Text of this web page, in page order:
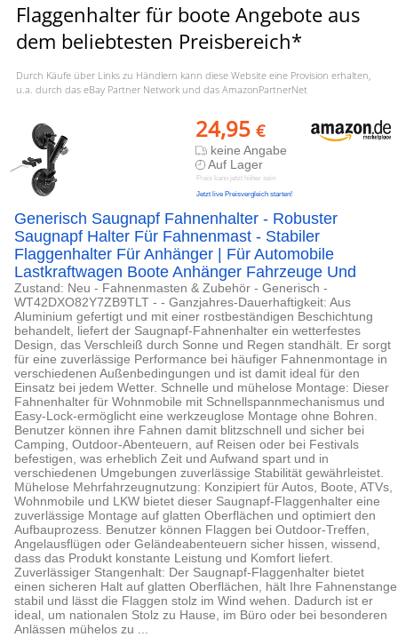
Flaggenhalter für boote Angebote aus
dem beliebtesten Preisbereich*
Durch Käufe über Links zu Händlern kann diese Website eine Provision erhalten,
u.a. durch das eBay Partner Network und das AmazonPartnerNet
24,95 €
keine Angabe
Auf Lager
Preis kann jetzt höher sein
Jetzt live Preisvergleich starten!
Generisch Saugnapf Fahnenhalter - Robuster
Saugnapf Halter Für Fahnenmast - Stabiler
Flaggenhalter Für Anhänger | Für Automobile
Lastkraftwagen Boote Anhänger Fahrzeuge Und
Zustand: Neu - Fahnenmasten & Zubehör - Generisch -
WT42DXO82Y7ZB9TLT - - Ganzjahres-Dauerhaftigkeit: Aus
Aluminium gefertigt und mit einer rostbeständigen Beschichtung
behandelt, liefert der Saugnapf-Fahnenhalter ein wetterfestes
Design, das Verschleiß durch Sonne und Regen standhält. Er sorgt
für eine zuverlässige Performance bei häufiger Fahnenmontage in
verschiedenen Außenbedingungen und ist damit ideal für den
Einsatz bei jedem Wetter. Schnelle und mühelose Montage: Dieser
Fahnenhalter für Wohnmobile mit Schnellspannmechanismus und
Easy-Lock-ermöglicht eine werkzeuglose Montage ohne Bohren.
Benutzer können ihre Fahnen damit blitzschnell und sicher bei
Camping, Outdoor-Abenteuern, auf Reisen oder bei Festivals
befestigen, was erheblich Zeit und Aufwand spart und in
verschiedenen Umgebungen zuverlässige Stabilität gewährleistet.
Mühelose Mehrfahrzeugnutzung: Konzipiert für Autos, Boote, ATVs,
Wohnmobile und LKW bietet dieser Saugnapf-Flaggenhalter eine
zuverlässige Montage auf glatten Oberflächen und optimiert den
Aufbauprozess. Benutzer können Flaggen bei Outdoor-Treffen,
Angelausflügen oder Geländeabenteuern sicher hissen, wissend,
dass das Produkt konstante Leistung und Komfort liefert.
Zuverlässiger Stangenhalt: Der Saugnapf-Flaggenhalter bietet
einen sicheren Halt auf glatten Oberflächen, hält Ihre Fahnenstange
stabil und lässt die Flaggen stolz im Wind wehen. Dadurch ist er
ideal, um nationalen Stolz zu Hause, im Büro oder bei besonderen
Anlässen mühelos zu ...